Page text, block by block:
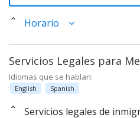
Horario
Servicios Legales para
Idiomas que se hablan:
English Spanish
Servicios legales de